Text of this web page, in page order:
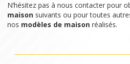
N’hésitez pas à nous contacter pour
maison suivants ou pour toutes
nos modèles de maison réalisés.